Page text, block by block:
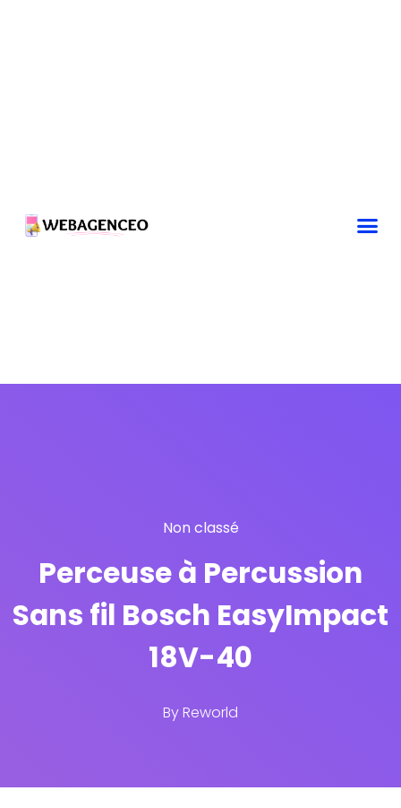
Non classé
Perceuse à Percussion
Sans fil Bosch EasyImpact
18V-40
ByReworld